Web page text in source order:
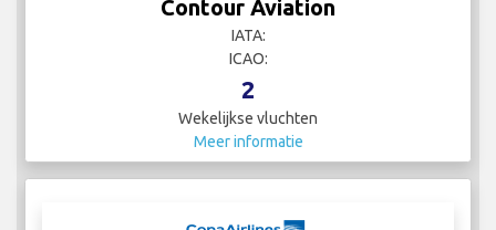
Contour Aviation
IATA:
ICAO:
2
Wekelijkse vluchten
Meer informatie